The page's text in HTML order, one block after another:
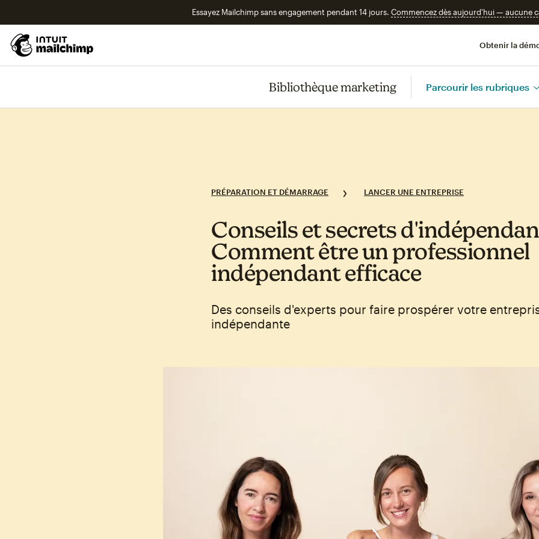
Essayez Mailchimp sans engagement pendant 14 jours. Commencez dès aujourd'hui — aucune
Obtenir la
Bibliothèque marketing Parcourir les rubriques
PRÉPARATION ET DÉMARRAGE LANCER UNE ENTREPRISE
Conseils et secrets
Comment être un professionnel
indépendant efficace
Des conseils d'experts pour faire prospérer votre
indépendante